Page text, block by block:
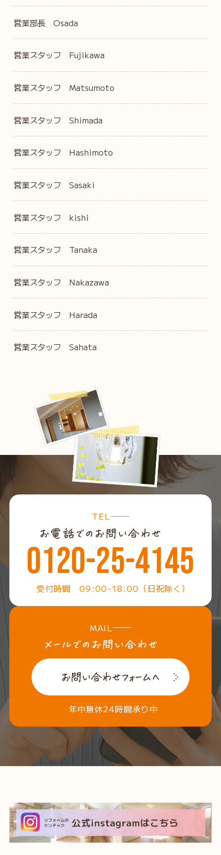
営業部長 Osada
営業スタッフ Fujikawa
営業スタッフ Matsumoto
営業スタッフ Shimada
営業スタッフ Hashimoto
営業スタッフ Sasaki
営業スタッフ kishi
営業スタッフ Tanaka
営業スタッフ Nakazawa
営業スタッフ Harada
営業スタッフ Sahata
TEL
0120-25-4145
受付時間 09:00-18:00（日祝除く）
MAIL
年中無休24時間承り中